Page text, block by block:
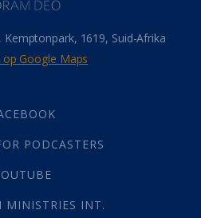
(19)
liggaam
(27)
Vader(12)
(23)
(1)
1619, Suid-Afrika
op Google Maps
PODCASTERS
MINISTRIES INT.